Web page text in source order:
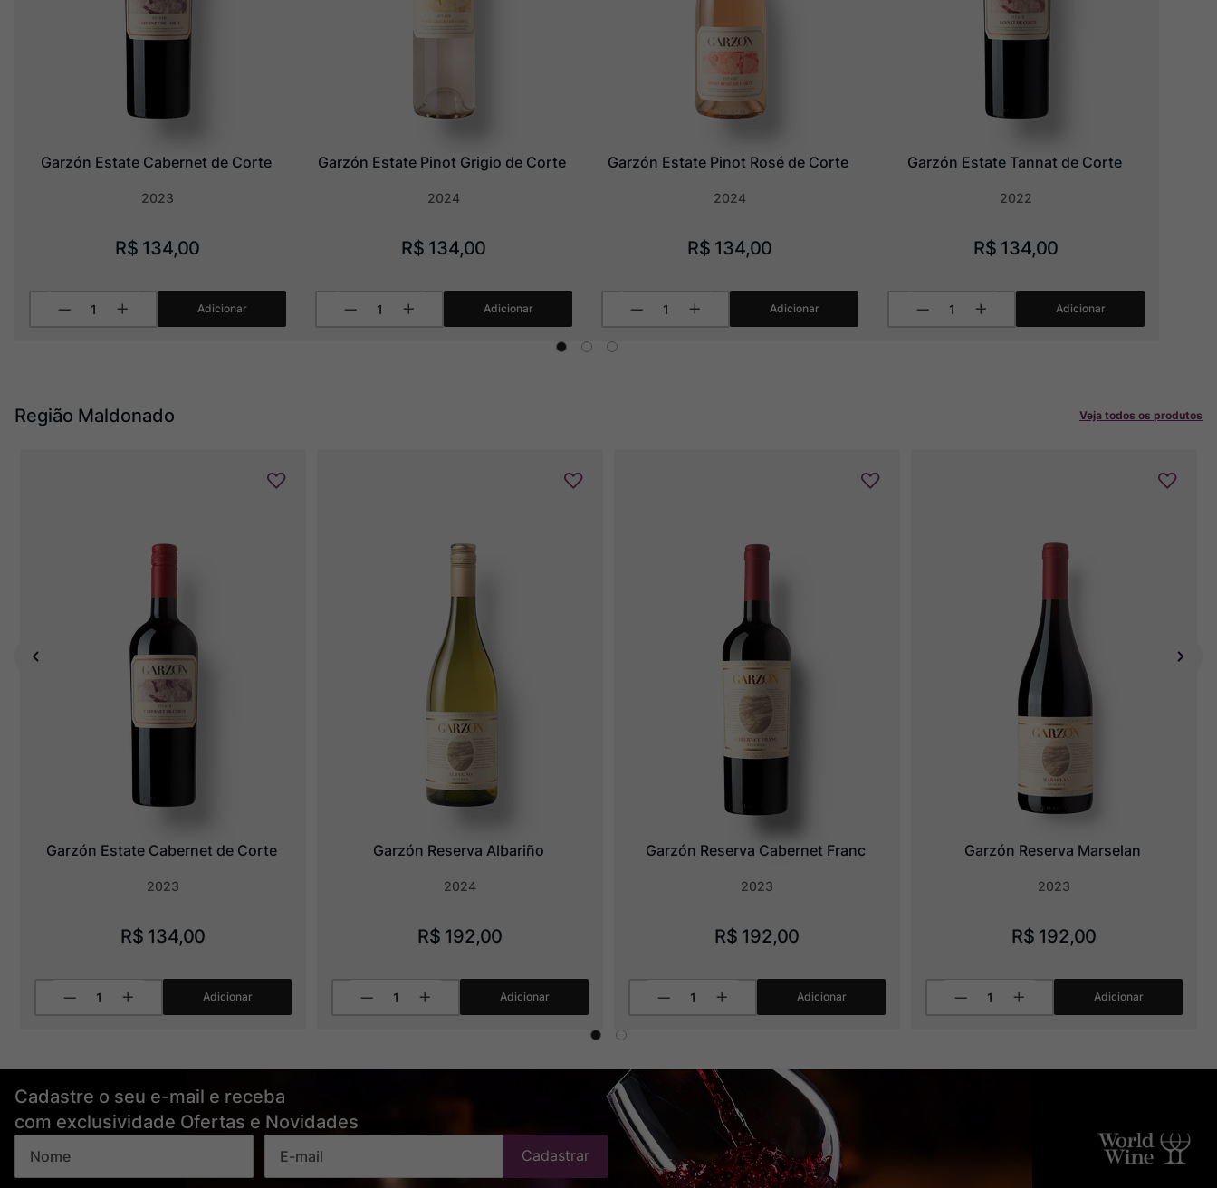
Garzón Estate Cabernet de Corte
2023
R$ 134,00
Adicionar
Garzón Estate Pinot Grigio de Corte
2024
R$ 134,00
Adicionar
Garzón Estate Pinot Rosé de Corte
2024
R$ 134,00
Adicionar
Garzón Estate Tannat de Corte
2022
R$ 134,00
Adicionar
Região Maldonado Veja todos os produtos
Garzón Estate Cabernet de Corte
2023
R$ 134,00
Adicionar
Garzón Reserva Albariño
2024
R$ 192,00
Adicionar
Garzón Reserva Cabernet Franc
2023
R$ 192,00
Adicionar
Garzón Reserva Marselan
2023
R$ 192,00
Adicionar
Cadastre o seu e-mail e receba
com exclusividade Ofertas e Novidades
Cadastrar